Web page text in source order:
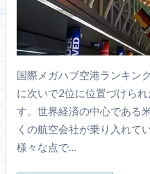
国際メガハブ空港ランキン
に次いで2位に位置づけら
す。世界経済の中心である
くの航空会社が乗り入れて
様々な点で…